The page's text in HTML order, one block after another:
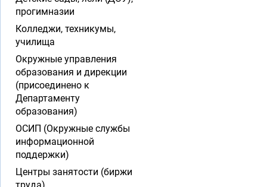
прогимназии
Колледжи, техникумы,
училища
Окружные управления
образования и дирекции
(присоединено к
Департаменту
образования)
ОСИП (Окружные службы
информационной
поддержки)
Центры занятости (биржи